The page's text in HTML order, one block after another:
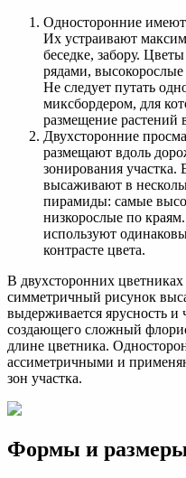
Односторонние имеют
Их устраивают
беседке, забору.
рядами, высокорослые
Не следует путать
миксбордером, для
размещение растений
Двухсторонние
размещают вдоль
зонирования
высаживают в
пирамиды: самые
низкорослые по
используют
контрасте цвета.
В двухсторонних
симметричный рисунок
выдерживается ярусность и
создающего сложный
длине цветника.
ассиметричными и
зон участка.
Формы и